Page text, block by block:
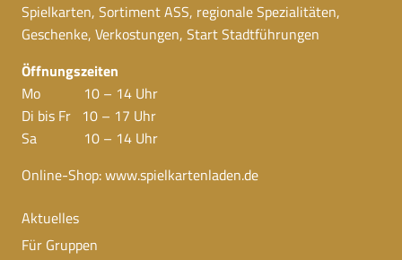
Spielkarten, Sortiment ASS, regionale Spezialitäten,
Geschenke, Verkostungen, Start Stadtführungen
Öffnungszeiten
Mo 10 – 14 Uhr
Di bis Fr 10 – 17 Uhr
Sa 10 – 14 Uhr
Online-Shop:www.spielkartenladen.de
Aktuelles
Für Gruppen